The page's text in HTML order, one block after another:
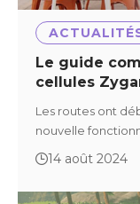
Le guide
cellules
Les routes ont
nouvelle
14 août 2024